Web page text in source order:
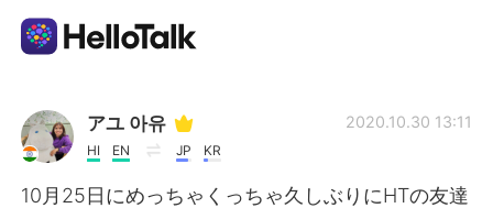
Aplicativo de troca de idioma
AI Grammar Checker
アユ 아유
HI EN JP KR
2020.10.30 13:11
10月25日にめっちゃくっちゃ久しぶりにHTの友達